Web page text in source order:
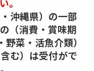
。
沖縄県）の一部
（消費・賞味期
菜・活魚介類）
む）は受付がで